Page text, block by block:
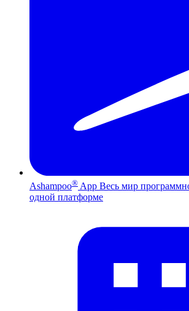
Ashampoo® App Весь мир
одной платформе